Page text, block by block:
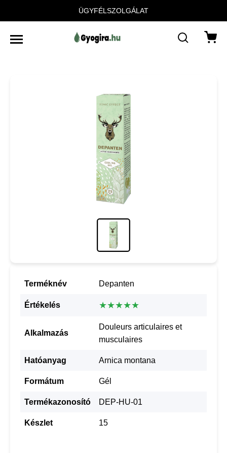
ÜGYFÉLSZOLGÁLAT
Terméknév Depanten
Értékelés ★★★★★
Alkalmazás
Douleurs articulaires et
musculaires
Hatóanyag Arnica montana
Formátum Gél
Termékazonosító DEP-HU-01
Készlet 15